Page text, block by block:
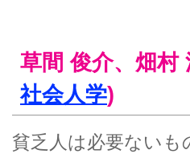
草間 俊介、畑村
社会人学)
貧乏人は必要ない